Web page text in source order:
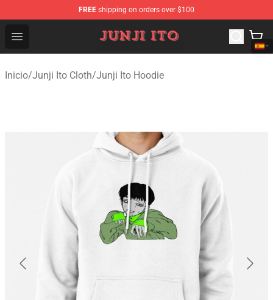
FREE shipping on orders over $100
Open menu
Junji Ito Store - Official Junji Ito Merchandise Shop
Inicio/Junji Ito Cloth/Junji Ito Hoodie